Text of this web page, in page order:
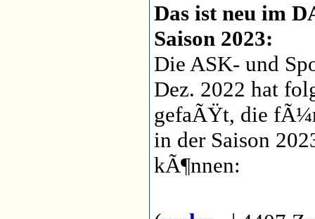
Das ist neu im
Saison 2023:
Die ASK- und
Dez. 2022 hat
gefaÃŸt, die
in der Saison
kÃ¶nnen: